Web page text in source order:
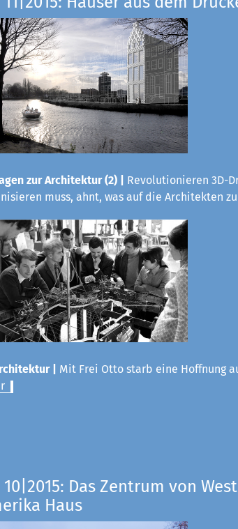
zur Architektur (2) |
Revolutionieren 3D-
muss, ahnt, was auf die Architekten
| Mit Frei Otto starb eine Hoffnung
10|2015: Das Zentrum von
Haus